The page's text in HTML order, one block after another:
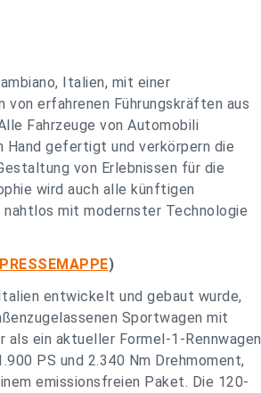
Italien, mit einer
erfahrenen Führungskräften aus
Fahrzeuge von Automobili
Hand gefertigt und verkörpern die
von Erlebnissen für die
wird auch alle künftigen
nahtlos mit modernster Technologie
)
entwickelt und gebaut wurde,
Sportwagen mit
ein aktueller Formel-1-Rennwagen
PS und 2.340 Nm Drehmoment,
emissionsfreien Paket. Die 120-